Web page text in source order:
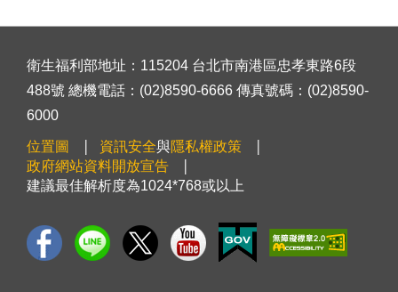
衛生福利部地址：115204 台北市南港區忠孝東路6段
488號 總機電話：(02)8590-6666 傳真號碼：(02)8590-
6000
位置圖 資訊安全與隱私權政策
政府網站資料開放宣告
建議最佳解析度為1024*768或以上